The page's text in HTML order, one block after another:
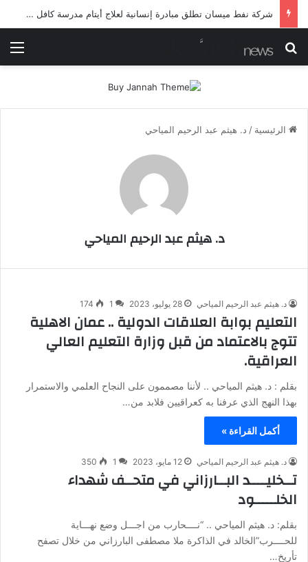
شركة نفط ميسان تطلق مبادرة إنسانية لعلاج أيتام مدرسة كافل اليتيم
بحث عن
الرئيسية / د. هيثم عبد الرحيم المياحي
د. هيثم عبد الرحيم المياحي
د. هيثم عبد الرحيم المياحي 28 يوليو، 2023 1
174
التعليم بوابة العلاقات الدولية .. عمان الاهلية
تتوج بالاعتماد من قبل وزارة التعليم العالي
العراقية.
بقلم : د. هيثم المياحي .. لأننا مصممون على النجاح العلمي والاستمرار
بهذا النهج الذي عرفنا به كعراقيين فلابد من…
أكمل القراءة »
د. هيثم عبد الرحيم المياحي 12 مايو، 2023 1
350
تــخليــــد البــارزاني في متحــف شهداء
الخلـــــود
بقلم: د. هيثم المياحي .. “نــــحارب من اجـــل وضع نهـــاية
للحــــرب”الخالد في الذاكرة ملا مصطفى البارزاني من خلال تصفح
تأريخ…